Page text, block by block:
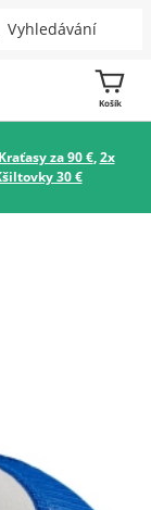
Košík
za 90 €,2x
30 €